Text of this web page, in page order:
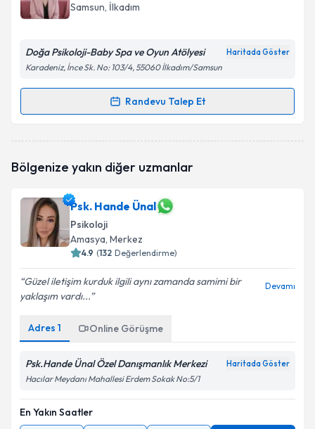
Samsun, İlkadım
Doğa Psikoloji-Baby Spa ve Oyun Atölyesi Haritada Göster
Karadeniz, İnce Sk. No: 103/4, 55060 İlkadım/Samsun
Randevu Talep Et
Randevu Takvimi Talebi
talebi oluşturun. Size bu uzmandan randevu almanız
bilgilendireceğiz.
E-posta Adresiniz
Kişisel verilerimin işlenmesine ilişkin
kapsamda işlenmesini kabul ediyorum.
Takvim Talebini Gönder
Bölgenize yakın diğer uzmanlar
Psk. Hande Ünal
Psikoloji
Amasya, Merkez
4.9 (132 Değerlendirme)
Güzel iletişim kurduk ilgili aynı zamanda samimi bir
yaklaşım vardı...
Devamı
Adres 1 Online Görüşme
Psk.Hande Ünal Özel Danışmanlık Merkezi Haritada Göster
Hacılar Meydanı Mahallesi Erdem Sokak No:5/1
En Yakın Saatler